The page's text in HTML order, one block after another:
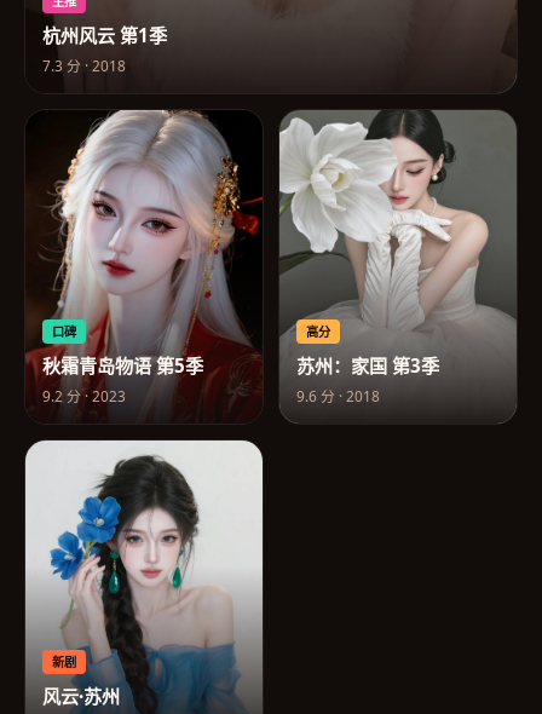
杭州风云 第1季
7.3 分 · 2018
口碑
秋霜青岛物语 第5季
9.2分 ·2023
高分
苏州：家国 第3季
9.6 分 ·2018
新剧
风云·苏州